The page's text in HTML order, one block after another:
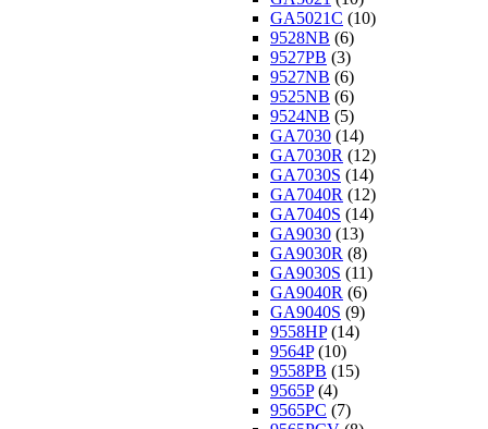
GA5021C (10)
9528NB (6)
9527PB (3)
9527NB (6)
9525NB (6)
9524NB (5)
GA7030 (14)
GA7030R (12)
GA7030S (14)
GA7040R (12)
GA7040S (14)
GA9030 (13)
GA9030R (8)
GA9030S (11)
GA9040R (6)
GA9040S (9)
9558HP (14)
9564P (10)
9558PB (15)
9565P (4)
9565PC (7)